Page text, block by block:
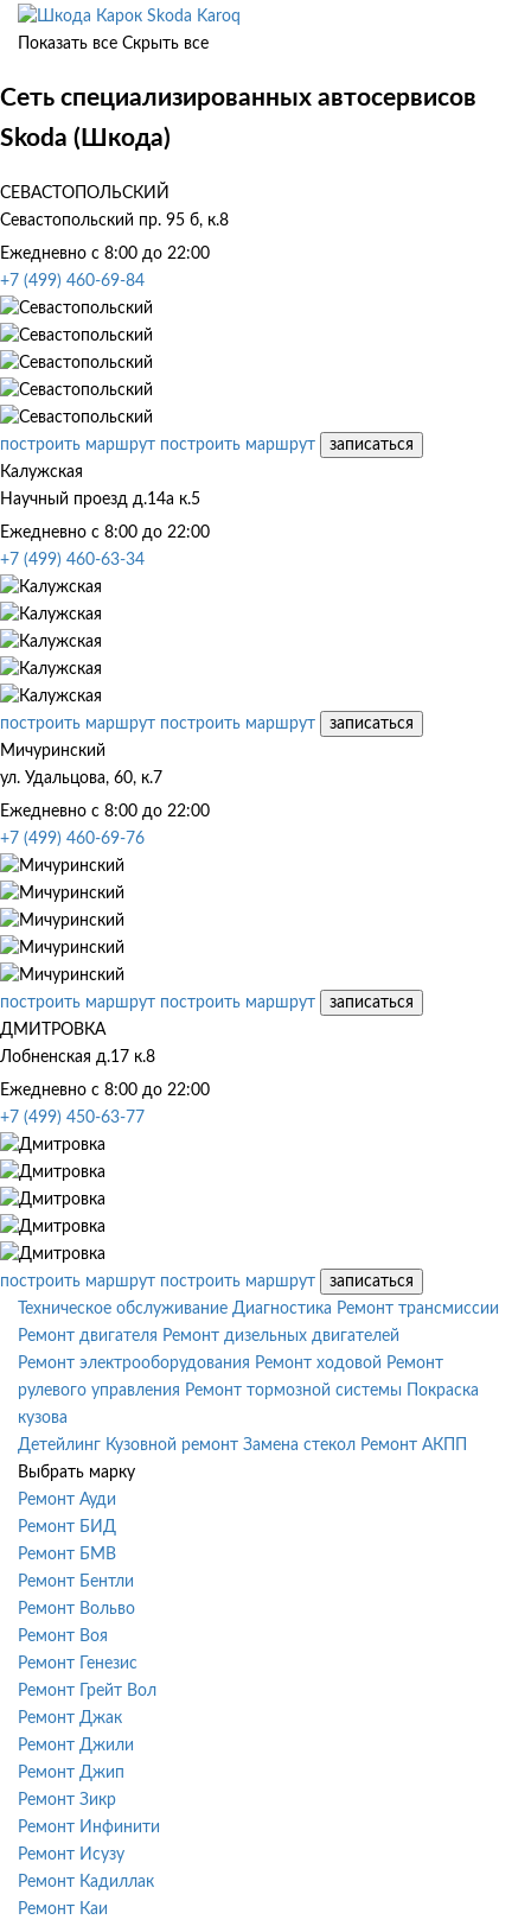
Skoda Karoq
Показать все Скрыть все
Сеть специализированных автосервисов
Skoda (Шкода)
СЕВАСТОПОЛЬСКИЙ
Севастопольский пр. 95 б, к.8
Ежедневно с 8:00 до 22:00
+7 (499) 460-69-84
построить маршрут построить маршрут
записаться
Калужская
Научный проезд д.14а к.5
Ежедневно с 8:00 до 22:00
+7 (499) 460-63-34
построить маршрут построить маршрут
записаться
Мичуринский
ул. Удальцова, 60, к.7
Ежедневно с 8:00 до 22:00
+7 (499) 460-69-76
построить маршрут построить маршрут
записаться
ДМИТРОВКА
Лобненская д.17 к.8
Ежедневно с 8:00 до 22:00
+7 (499) 450-63-77
построить маршрут построить маршрут
записаться
Техническое обслуживание Диагностика Ремонт трансмиссии
Ремонт двигателя Ремонт дизельных двигателей
Ремонт электрооборудования Ремонт ходовой Ремонт
рулевого управления Ремонт тормозной системы
Покраска
кузова
Детейлинг Кузовной ремонт Замена стекол Ремонт АКПП
Выбрать марку
Ремонт Ауди
Ремонт БИД
Ремонт БМВ
Ремонт Бентли
Ремонт Вольво
Ремонт Воя
Ремонт Генезис
Ремонт Грейт Вол
Ремонт Джак
Ремонт Джили
Ремонт Джип
Ремонт Зикр
Ремонт Инфинити
Ремонт Исузу
Ремонт Кадиллак
Ремонт Каи